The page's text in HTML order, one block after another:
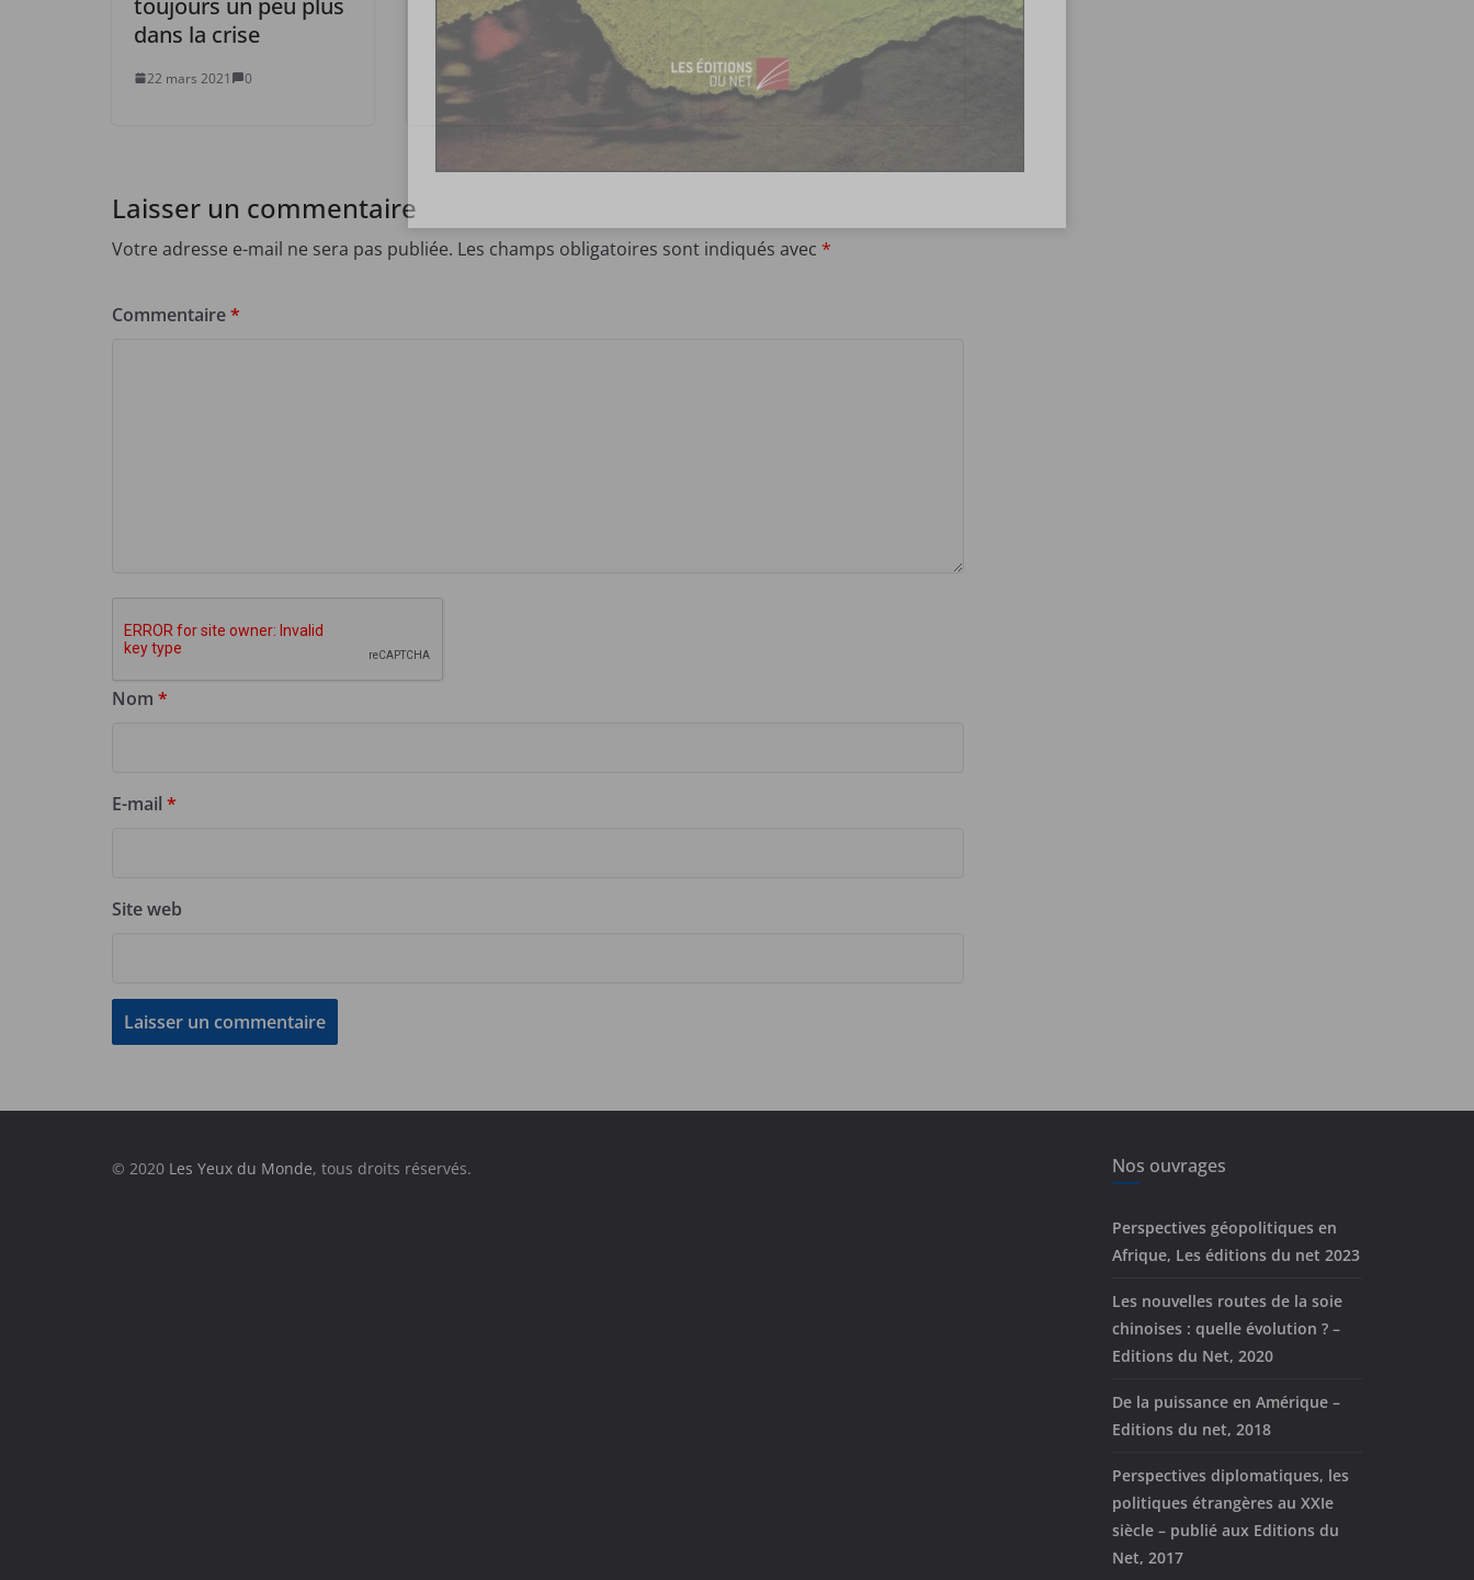
dans la crise
22 mars 2021 0
Laisser un commentaire
Votre adresse e-mail ne sera pas publiée. Les champs obligatoires sont indiqués avec *
Commentaire*
Nom *
E-mail *
Site web
© 2020 Les Yeux du Monde, tous droits réservés. Nos ouvrages
Perspectives géopolitiques en
Afrique, Les éditions du net 2023
Les nouvelles routes de la soie
chinoises : quelle évolution ? –
Editions du Net, 2020
De la puissance en Amérique –
Editions du net, 2018
Perspectives diplomatiques, les
politiques étrangères au XXIe
siècle – publié aux Editions du
Net, 2017